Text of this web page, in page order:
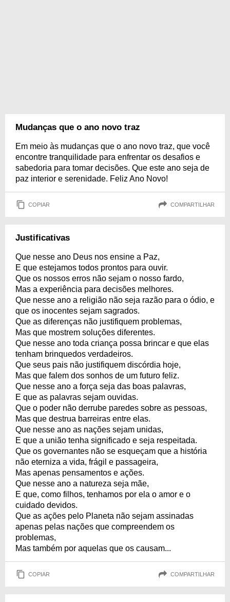
Mudanças que o ano novo traz
Em meio às mudanças que o ano novo traz, que você
encontre tranquilidade para enfrentar os desafios e
sabedoria para tomar decisões. Que este ano seja de
paz interior e serenidade. Feliz Ano Novo!
COPIAR COMPARTILHAR
Justificativas
Que nesse ano Deus nos ensine a Paz,
E que estejamos todos prontos para ouvir.
Que os nossos erros não sejam o nosso fardo,
Mas a experiência para decisões melhores.
Que nesse ano a religião não seja razão para o ódio, e
que os inocentes sejam sagrados.
Que as diferenças não justifiquem problemas,
Mas que mostrem soluções diferentes.
Que nesse ano toda criança possa brincar e que elas
tenham brinquedos verdadeiros.
Que seus pais não justifiquem discórdia hoje,
Mas que falem dos sonhos de um futuro feliz.
Que nesse ano a força seja das boas palavras,
E que as palavras sejam ouvidas.
Que o poder não derrube paredes sobre as pessoas,
Mas que destrua barreiras entre elas.
Que nesse ano as nações sejam unidas,
E que a união tenha significado e seja respeitada.
Que os governantes não se esqueçam que a história
não eterniza a vida, frágil e passageira,
Mas apenas pensamentos e ações.
Que nesse ano a natureza seja mãe,
E que, como filhos, tenhamos por ela o amor e o
cuidado devidos.
Que as ações pelo Planeta não sejam assinadas
apenas pelas nações que compreendem os
problemas,
Mas também por aquelas que os causam...
COPIAR COMPARTILHAR